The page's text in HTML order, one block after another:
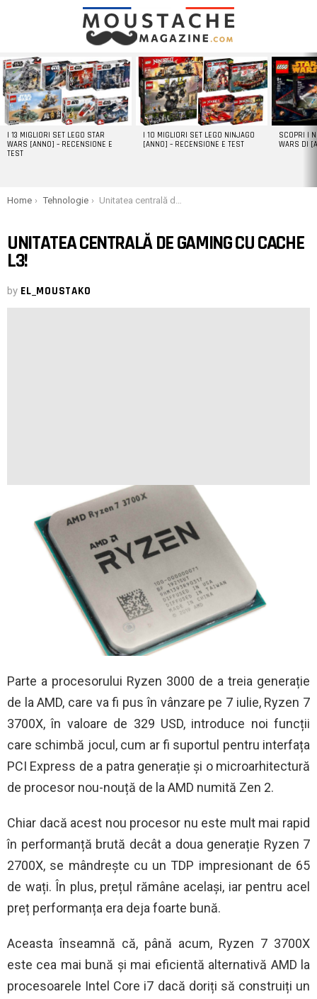
LATEST
STORIES
I 13 MIGLIORI SET LEGO STAR
WARS [ANNO] – RECENSIONE E
TEST
I 10 MIGLIORI SET LEGO NINJAGO
[ANNO] – RECENSIONE E TEST
SCOPRI I
WARS DI
You are here:
Home Tehnologie Unitatea centrală de gaming cu cache L3!
UNITATEA CENTRALĂ DE GAMING CU CACHE
L3!
by EL_MOUSTAKO
Parte a procesorului Ryzen 3000 de a treia generație
de la AMD, care va fi pus în vânzare pe 7 iulie, Ryzen 7
3700X, în valoare de 329 USD, introduce noi funcții
care schimbă jocul, cum ar fi suportul pentru interfața
PCI Express de a patra generație și o microarhitectură
de procesor nou-nouță de la AMD numită Zen 2.
Chiar dacă acest nou procesor nu este mult mai rapid
în performanță brută decât a doua generație Ryzen 7
2700X, se mândrește cu un TDP impresionant de 65
de wați. În plus, prețul rămâne același, iar pentru acel
preț performanța era deja foarte bună.
Aceasta înseamnă că, până acum, Ryzen 7 3700X
este cea mai bună și mai eficientă alternativă AMD la
procesoarele Intel Core i7 dacă doriți să construiți un